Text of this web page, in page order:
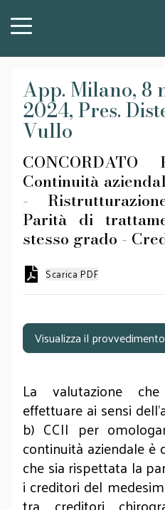
App. Milano, 8
2024, Pres.
Vullo
Continuità
-
Parità di
stesso grado -
Scarica PDF
Visualizza il provvedimento
La valutazione
effettuare ai sensi
b) CCII per
continuità aziendale
che sia rispettata la
i creditori del